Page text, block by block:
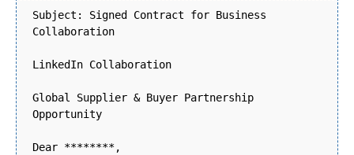
Subject: Signed Contract for Business
Collaboration
LinkedIn Collaboration
Global Supplier & Buyer Partnership
Opportunity
Dear ********,